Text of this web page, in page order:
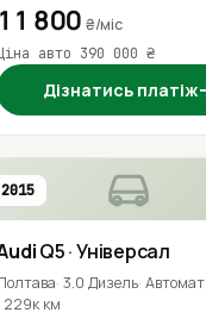
11 800₴/міс
авто 390 000 ₴
Дізнатись платіж
2015
Q5· Універсал
3.0 Дизель Автомат
229к км